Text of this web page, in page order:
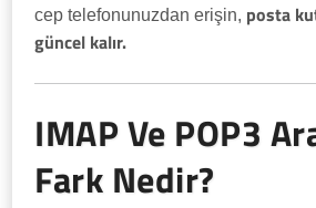
cep telefonunuzdan erişin, posta
güncel kalır.
IMAP Ve POP3
Fark Nedir?